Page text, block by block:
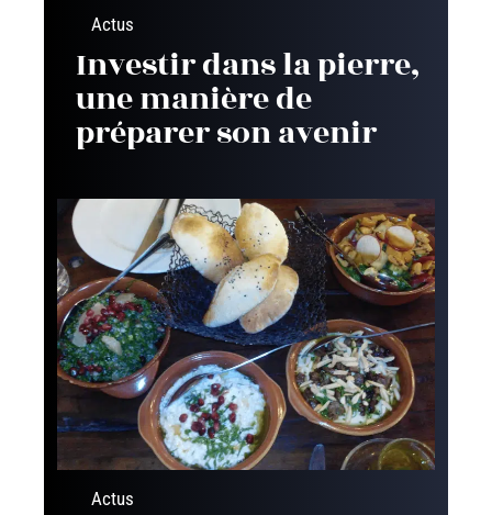
Actus
Investir dans la pierre,
une manière de
préparer son avenir
Actus